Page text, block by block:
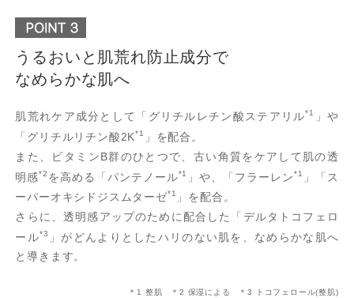
うるおいと肌荒れ防止成分で
なめらかな肌へ
肌荒れケア成分として「グリチルレチン酸ステアリル*1
」や
「グリチルリチン酸2K*1
」を配合。
また、ビタミンB群のひとつで、古い角質をケアして肌の透
明感*2 を高める「パンテノール*1 」や、「フラーレン*1
」「ス
ーパーオキシドジスムターゼ*1
」を配合。
さらに、透明感アップのために配合した「デルタトコフェロ
ール*3
」がどんよりとしたハリのない肌を、なめらかな肌へ
と導きます。
＊1 整肌 ＊2 保湿による ＊3 トコフェロール(整肌)